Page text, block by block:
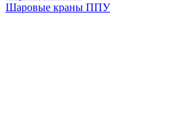
Шаровые краны ППУ